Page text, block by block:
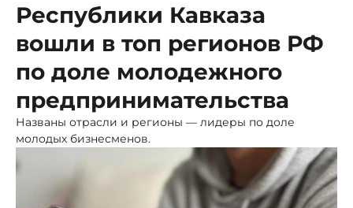
Республики Кавказа
вошли в топ регионов РФ
по доле молодежного
предпринимательства
Названы отрасли и регионы — лидеры по доле
молодых бизнесменов.